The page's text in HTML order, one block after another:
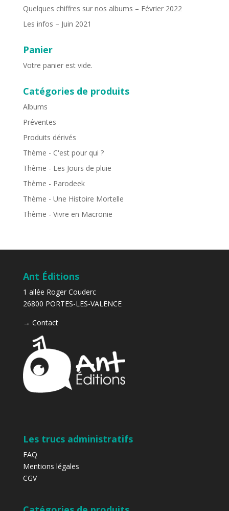
Quelques chiffres sur nos albums – Février 2022
Les infos – Juin 2021
Panier
Votre panier est vide.
Catégories de produits
Albums
Préventes
Produits dérivés
Thème - C'est pour qui ?
Thème - Les Jours de pluie
Thème - Parodeek
Thème - Une Histoire Mortelle
Thème - Vivre en Macronie
Ant Éditions
1 allée Roger Couderc
26800 PORTES-LES-VALENCE
→ Contact
Les trucs administratifs
FAQ
Mentions légales
CGV